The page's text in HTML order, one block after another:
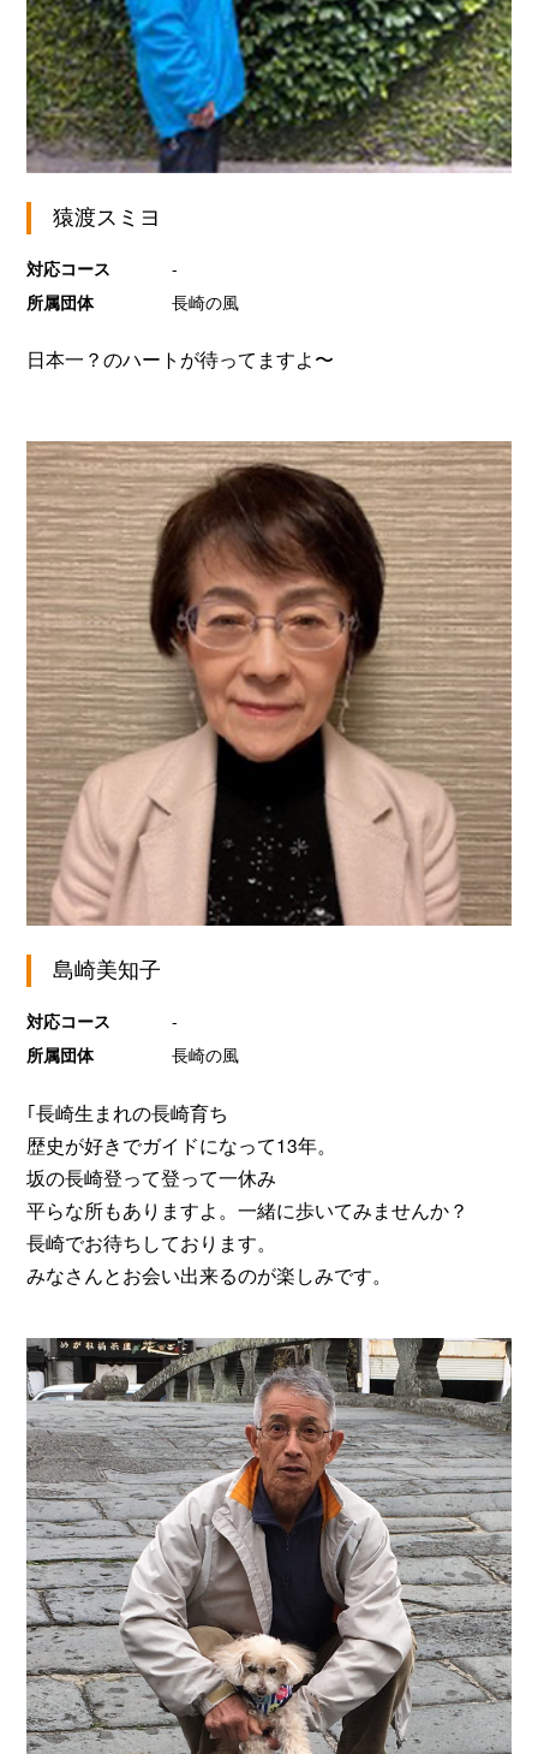
猿渡スミヨ
対応コース
-
所属団体
長崎の風
日本一？のハートが待ってますよ〜
島崎美知子
対応コース
-
所属団体
長崎の風
｢長崎生まれの長崎育ち
歴史が好きでガイドになって13年。
坂の長崎登って登って一休み
平らな所もありますよ。一緒に歩いてみませんか？
長崎でお待ちしております。
みなさんとお会い出来るのが楽しみです。